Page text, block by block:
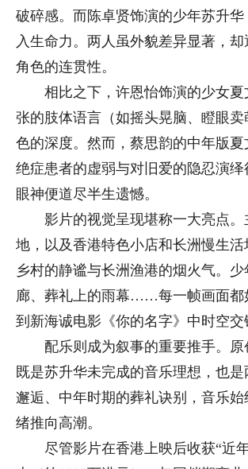
破碎感。而陈卓贤饰演的少年苏升
入生命力。两人虽外貌差异显著，
角色的连贯性。
相比之下，许恩怡饰演的少女夏
张的肢体语言（如摇头晃脑、瞪眼
色的深度。然而，蔡思韵的中年版
绝症患者的虚弱与对旧爱的隐忍演
眼神便道尽半生遗憾。
影片的视觉呈现堪称一大亮点。
地，以及香港特色小店和长洲慢生
乡村的静谧与长洲渔港的烟火气。
廊、葬礼上的雨幕……每一帧画面都
到新海诚电影《你的名字》中时空交
配乐则成为叙事的重要推手。原
既是苏升华未完成的音乐理想，也
邂逅、中年时期的葬礼诀别，音乐
绪推向高潮。
尽管影片在香港上映后收获“近年